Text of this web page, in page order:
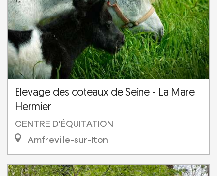
Elevage des coteaux de Seine - La Mare
Hermier
CENTRE D'ÉQUITATION
Amfreville-sur-Iton